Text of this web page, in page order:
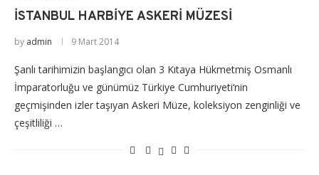
İSTANBUL HARBIYE ASKERI MÜZESI
by admin 9 Mart 2014
Şanlı tarihimizin başlangıcı olan 3 Kıtaya Hükmetmiş Osmanlı
İmparatorluğu ve günümüz Türkiye Cumhuriyeti‘nin
geçmişinden izler taşıyan Askeri Müze, koleksiyon zenginliği ve
çeşitliliği …